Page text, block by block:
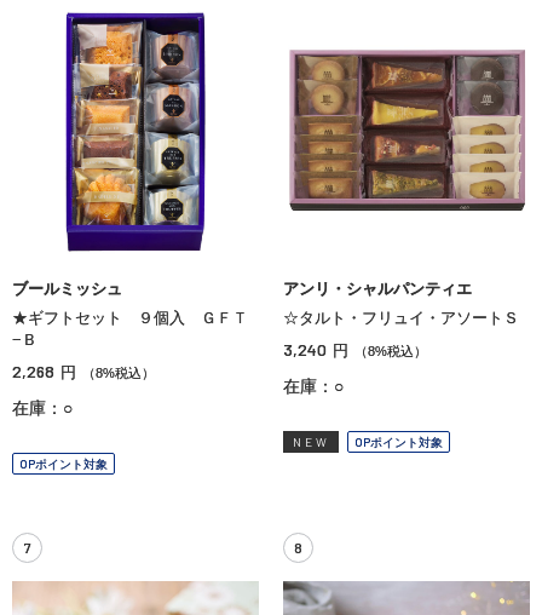
ブールミッシュ
★ギフトセット ９個入 ＧＦＴ
−Ｂ
2,268 円 （8%税込）
在庫：○
OPポイント対象
アンリ・シャルパンティエ
☆タルト・フリュイ・アソートＳ
3,240 円 （8%税込）
在庫：○
NEW OPポイント対象
7 8